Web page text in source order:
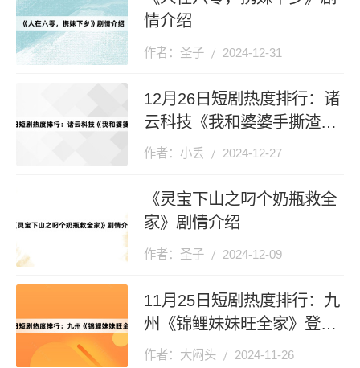
情介绍
作者：圣子 2024-12-31
12月26日短剧热度排行：诸
云科技《我和婆婆手撕渣男
全家》登顶第一
作者：小丢 2024-12-27
《灵宝下山之叼个奶瓶救全
家》剧情介绍
作者：圣子 2024-12-09
11月25日短剧热度排行：九
州《锦鲤妹妹旺全家》登顶
第一
作者：大闷头 2024-11-26